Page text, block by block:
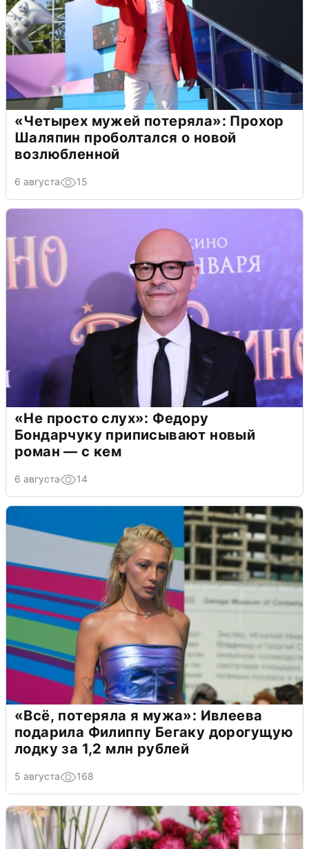
«Четырех мужей потеряла»: Прохор
Шаляпин проболтался о новой
возлюбленной
6 августа 15
«Не просто слух»: Федору
Бондарчуку приписывают новый
роман — с кем
6 августа 14
«Всё, потеряла я мужа»: Ивлеева
подарила Филиппу Бегаку дорогущую
лодку за 1,2 млн рублей
5 августа 168